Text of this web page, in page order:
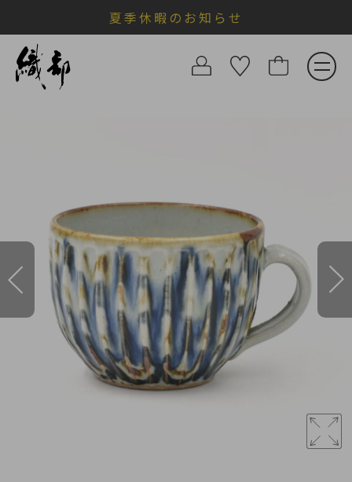
夏季休暇のお知らせ